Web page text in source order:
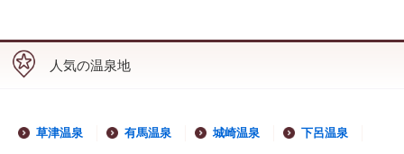
人気の温泉地
草津温泉 有馬温泉 城崎温泉 下呂温泉